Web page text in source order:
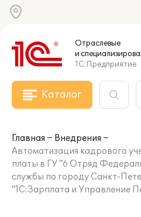
Отраслевые
и
1С:Предприятие
Каталог
Главная
Внедрения
Автоматизация кадрового
платы в ГУ "6 Отряд
службы по городу Санкт-
"1С:Зарплата и Управление